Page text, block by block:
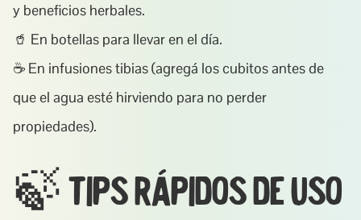
y beneficios herbales.
🥤 En botellas para llevar en el día.
☕ En infusiones tibias (agregá los cubitos antes de
que el agua esté hirviendo para no perder
propiedades).
🍃 Tips rápidos de uso